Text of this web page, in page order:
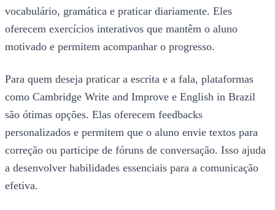
vocabulário, gramática e praticar diariamente. Eles
oferecem exercícios interativos que mantêm o aluno
motivado e permitem acompanhar o progresso.
Para quem deseja praticar a escrita e a fala, plataformas
como Cambridge Write and Improve e English in Brazil
são ótimas opções. Elas oferecem feedbacks
personalizados e permitem que o aluno envie textos para
correção ou participe de fóruns de conversação. Isso ajuda
a desenvolver habilidades essenciais para a comunicação
efetiva.